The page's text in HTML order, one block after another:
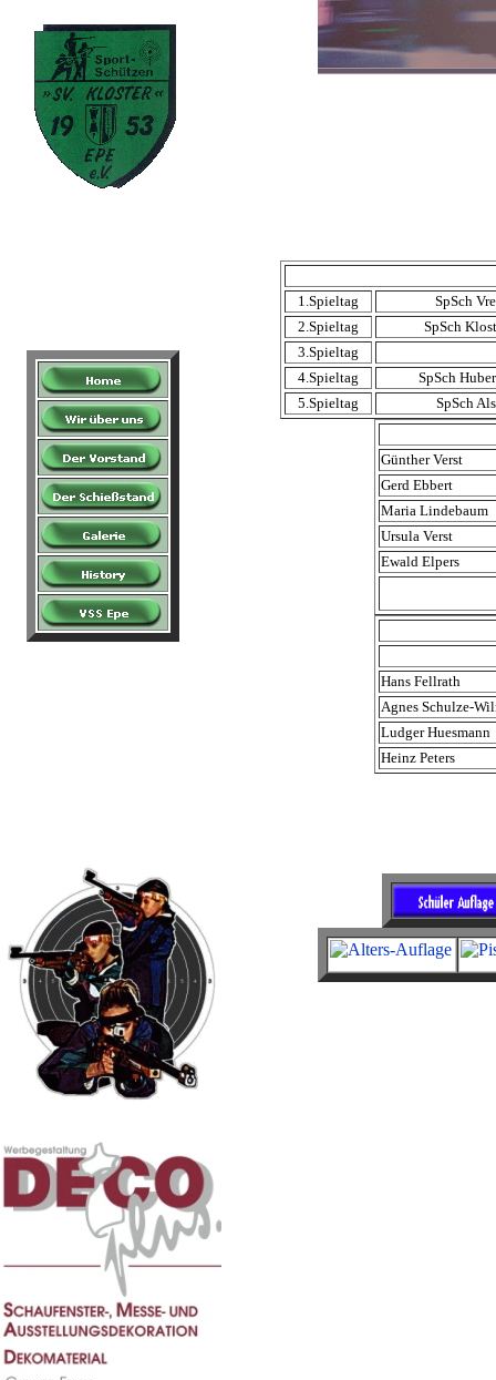
1.Spieltag
SpSch
2.Spieltag
SpSch
3.Spieltag
4.Spieltag
SpSch
5.Spieltag
SpSch
Günther Verst
Gerd Ebbert
Maria Lindebaum
Ursula Verst
Ewald Elpers
Hans Fellrath
Agnes Schulze-
Ludger Huesmann
Heinz Peters